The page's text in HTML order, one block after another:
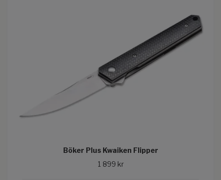
Böker Plus Kwaiken Flipper
1 899 kr